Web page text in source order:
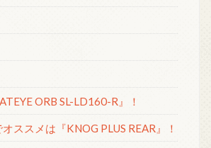
ORB SL-LD160-R』！
ススメは『KNOG PLUS REAR』！